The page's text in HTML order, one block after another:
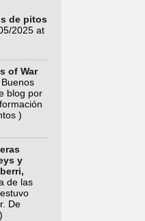
de pitos
2025 at
of War
Buenos
blog por
)
y
de las
De